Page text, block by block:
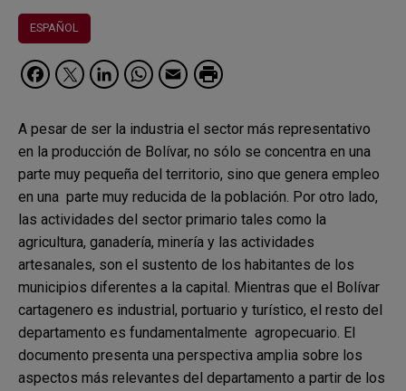
ESPAÑOL
Facebook
Twitter
LinkedIn
WhatsApp
Email
A pesar de ser la industria el sector más representativo
en la producción de Bolívar, no sólo se concentra en una
parte muy pequeña del territorio, sino que genera empleo
en una parte muy reducida de la población. Por otro lado,
las actividades del sector primario tales como la
agricultura, ganadería, minería y las actividades
artesanales, son el sustento de los habitantes de los
municipios diferentes a la capital. Mientras que el Bolívar
cartagenero es industrial, portuario y turístico, el resto del
departamento es fundamentalmente agropecuario. El
documento presenta una perspectiva amplia sobre los
aspectos más relevantes del departamento a partir de los